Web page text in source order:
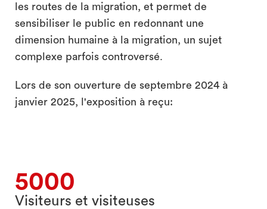
les routes de la migration, et permet de
sensibiliser le public en redonnant une
dimension humaine à la migration, un sujet
complexe parfois controversé.
Lors de son ouverture de septembre 2024 à
janvier 2025, l'exposition à reçu:
5000
Visiteurs et visiteuses